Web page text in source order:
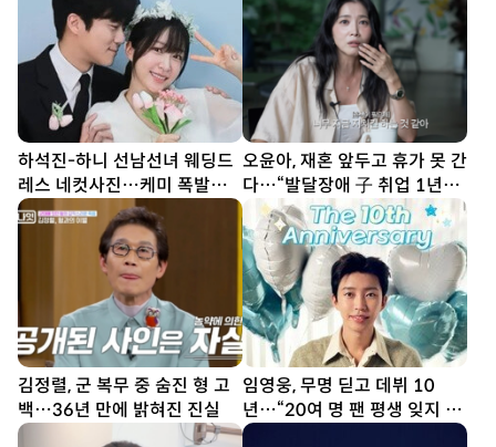
하석진-하니 선남선녀 웨딩드
레스 네컷사진…케미 폭발
[DA★]
오윤아, 재혼 앞두고 휴가 못 간
다…“발달장애 子 취업 1년
차” [SD톡톡]
김정렬, 군 복무 중 숨진 형 고
백…36년 만에 밝혀진 진실
임영웅, 무명 딛고 데뷔 10
년…“20여 명 팬 평생 잊지 못
해”